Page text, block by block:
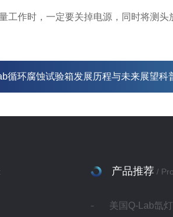
作时，一定要关掉电源，同时将测头
循环腐蚀试验箱发展历程与未来展望科
产品推荐 /
美国Q-Lab氙